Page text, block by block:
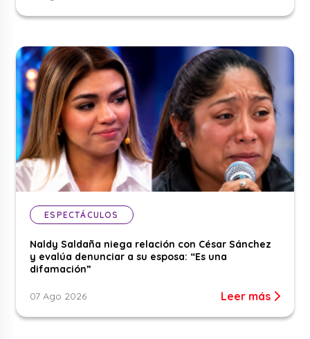
ESPECTÁCULOS
Naldy Saldaña niega relación con César Sánchez
y evalúa denunciar a su esposa: “Es una
difamación”
07 Ago 2026 Leer más